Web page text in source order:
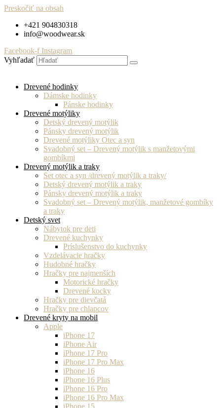
Preskočiť na obsah
+421 904830318
info@woodwear.sk
Facebook-f Instagram
Vyhľadať
Drevené hodinky
Dámske hodinky
Pánske hodinky
Drevené motýliky
Detský drevený motýlik
Pánsky drevený motýlik
Drevené motýliky Otec a syn
Svadobný set – Drevený motýlik s manžetovými
gombíkmi
Drevený motýlik a traky
Set otec a syn /drevený motýlik a traky/
Detský drevený motýlik a traky
Pánsky drevený motýlik a traky
Svadobný set – Drevený motýlik, manžetové gombíky
a traky
Detský svet
Nábytok pre deti
Drevené kuchynky
Príslušenstvo do kuchynky
Vzdelávacie hračky
Hudobné hračky
Hračky pre najmenších
Motorické hračky
Drevené kocky
Hračky pre dievčatá
Hračky pre chlapcov
Drevené kryty na mobil
Apple
iPhone 17
iPhone Air
iPhone 17 Pro
iPhone 17 Pro Max
iPhone 16
iPhone 16 Plus
iPhone 16 Pro
iPhone 16 Pro Max
iPhone 15